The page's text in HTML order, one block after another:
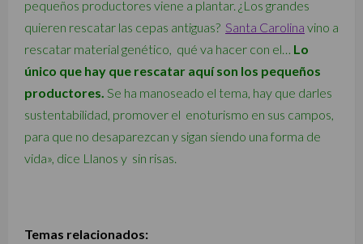
pequeños productores viene a plantar. ¿Los grandes
quieren rescatar las cepas antiguas? Santa Carolina vino a
rescatar material genético, qué va hacer con el… Lo
único que hay que rescatar aquí son los pequeños
productores. Se ha manoseado el tema, hay que darles
sustentabilidad, promover el enoturismo en sus campos,
para que no desaparezcan y sigan siendo una forma de
vida», dice Llanos y sin risas.
Temas relacionados: